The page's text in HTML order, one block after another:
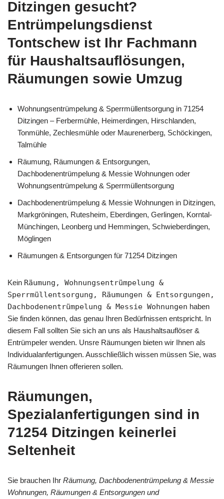
Ditzingen gesucht?
Entrümpelungsdienst
Tontschew ist Ihr Fachmann
für Haushaltsauflösungen,
Räumungen sowie Umzug
Wohnungsentrümpelung & Sperrmüllentsorgung in 71254
Ditzingen – Ferbermühle, Heimerdingen, Hirschlanden,
Tonmühle, Zechlesmühle oder Maurenerberg, Schöckingen,
Talmühle
Räumung, Räumungen & Entsorgungen,
Dachbodenentrümpelung & Messie Wohnungen oder
Wohnungsentrümpelung & Sperrmüllentsorgung
Dachbodenentrümpelung & Messie Wohnungen in Ditzingen,
Markgröningen, Rutesheim, Eberdingen, Gerlingen, Korntal-
Münchingen, Leonberg und Hemmingen, Schwieberdingen,
Möglingen
Räumungen & Entsorgungen für 71254 Ditzingen
Kein Räumung, Wohnungsentrümpelung &
Sperrmüllentsorgung, Räumungen & Entsorgungen,
Dachbodenentrümpelung & Messie Wohnungen haben
Sie finden können, das genau Ihren Bedürfnissen entspricht. In
diesem Fall sollten Sie sich an uns als Haushaltsauflöser &
Entrümpeler wenden. Unsre Räumungen bieten wir Ihnen als
Individualanfertigungen. Ausschließlich wissen müssen Sie, was
Räumungen Ihnen offerieren sollen.
Räumungen,
Spezialanfertigungen sind in
71254 Ditzingen keinerlei
Seltenheit
Sie brauchen Ihr Räumung, Dachbodenentrümpelung & Messie
Wohnungen, Räumungen & Entsorgungen und